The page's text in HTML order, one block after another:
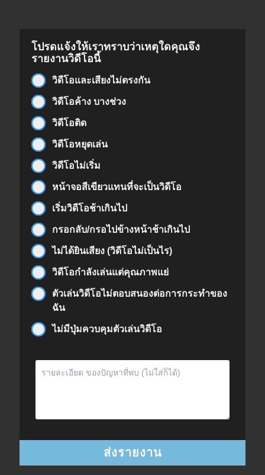
โปรดแจ้งให้เราทราบว่าเหตุใดคุณจึง
รายงานวิดีโอนี้
วิดีโอและเสียงไม่ตรงกัน
วิดีโอค้าง บางช่วง
วิดีโอติด
วิดีโอหยุดเล่น
วิดีโอไม่เริ่ม
หน้าจอสีเขียวแทนที่จะเป็นวิดีโอ
เริ่มวิดีโอช้าเกินไป
กรอกลับ/กรอไปข้างหน้าช้าเกินไป
ไม่ได้ยินเสียง (วิดีโอไม่เป็นไร)
วิดีโอกำลังเล่นแต่คุณภาพแย่
ตัวเล่นวิดีโอไม่ตอบสนองต่อการกระทำของ
ฉัน
ไม่มีปุ่มควบคุมตัวเล่นวิดีโอ